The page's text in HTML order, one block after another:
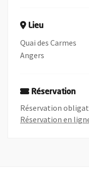
Lieu
Quai des Carmes
Angers
Réservation
Réservation
Réservation en